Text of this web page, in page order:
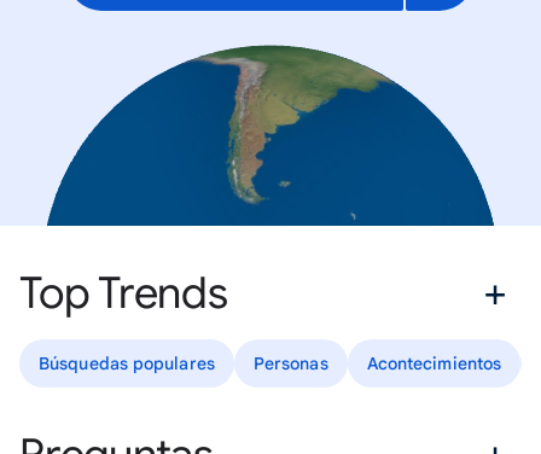
Top Trends
Búsquedas populares Personas Acontecimientos